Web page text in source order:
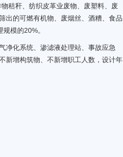
秸秆、纺织皮革业废物、废塑料、废
出的可燃有机物、废烟丝、酒糟、食品
模的20%。
净化系统、渗滤液处理站、事故应急
新增构筑物、不新增职工人数，设计年